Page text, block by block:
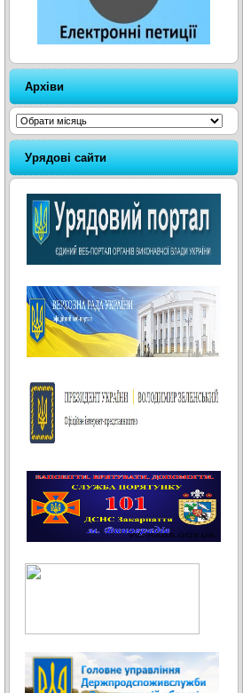
Архіви
Архіви
Урядові сайти